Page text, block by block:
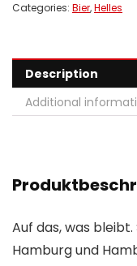
Categories: Bier,Helles
Description
Additional
Auf das, was
Hamburg und